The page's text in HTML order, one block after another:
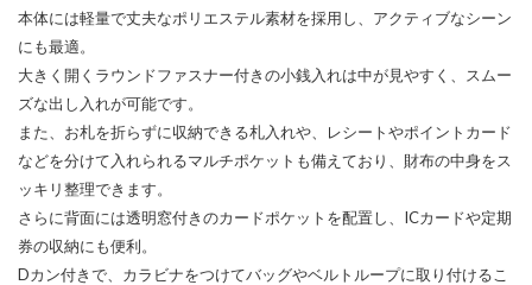
本体には軽量で丈夫なポリエステル素材を採用し、アクティブなシーン
にも最適。
大きく開くラウンドファスナー付きの小銭入れは中が見やすく、スムー
ズな出し入れが可能です。
また、お札を折らずに収納できる札入れや、レシートやポイントカード
などを分けて入れられるマルチポケットも備えており、財布の中身をス
ッキリ整理できます。
さらに背面には透明窓付きのカードポケットを配置し、ICカードや定期
券の収納にも便利。
Dカン付きで、カラビナをつけてバッグやベルトループに取り付けるこ